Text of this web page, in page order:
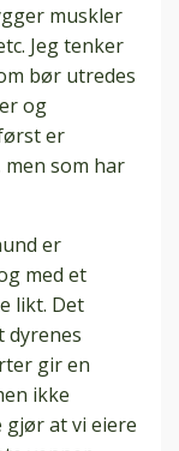
muskler
Jeg tenker
bør utredes
og
er
som har
er
med et
likt. Det
dyrenes
gir en
ikke
gjør at vi eiere